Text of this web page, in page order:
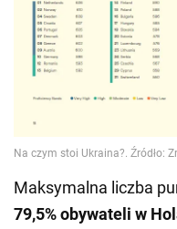
Maksymalna liczba
79,5% obywateli w